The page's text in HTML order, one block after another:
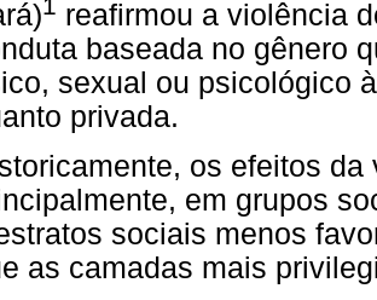
reafirmou a violência
baseada no gênero
sexual ou psicológico
privada.
os efeitos
em grupos
sociais menos
as camadas mais